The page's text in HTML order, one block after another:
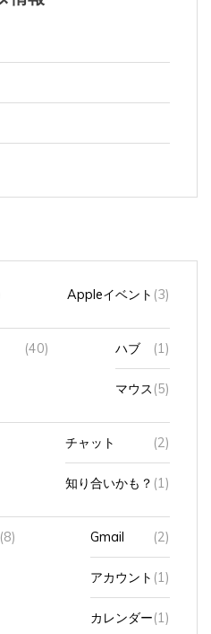
Appleイベント (3)
(40) ハブ (1)
マウス (5)
チャット (2)
知り合いかも？ (1)
(8) Gmail (2)
アカウント (1)
カレンダー (1)